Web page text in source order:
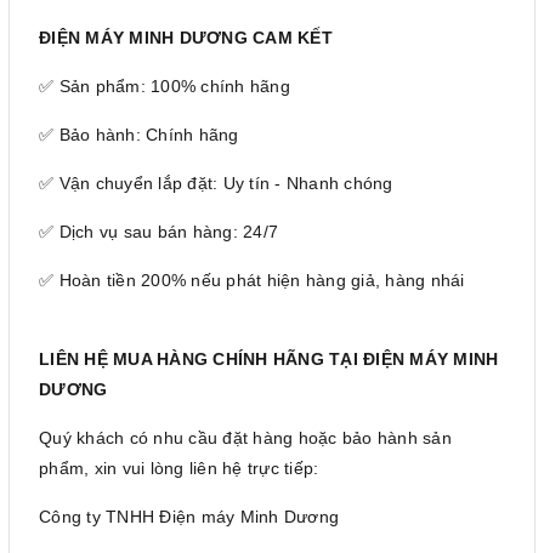
ĐIỆN MÁY MINH DƯƠNG CAM KẾT
✅ Sản phẩm: 100% chính hãng
✅ Bảo hành: Chính hãng
✅ Vận chuyển lắp đặt: Uy tín - Nhanh chóng
✅ Dịch vụ sau bán hàng: 24/7
✅ Hoàn tiền 200% nếu phát hiện hàng giả, hàng nhái
LIÊN HỆ MUA HÀNG CHÍNH HÃNG TẠI ĐIỆN MÁY MINH
DƯƠNG
Quý khách có nhu cầu đặt hàng hoặc bảo hành sản
phẩm, xin vui lòng liên hệ trực tiếp:
Công ty TNHH Điện máy Minh Dương